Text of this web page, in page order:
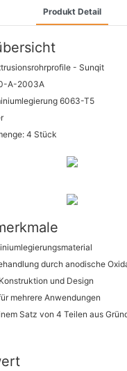
Produkt Detail
- Sunqit
A-2003A
6063-T5
4 Stück
durch anodische
und Design
mehrere Anwendungen
Satz von 4 Teilen aus